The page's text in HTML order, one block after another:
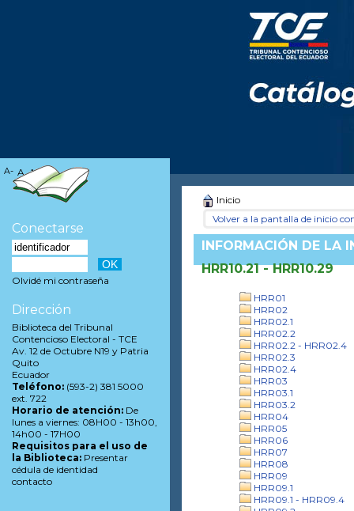
Inicio
Volver a la pantalla de inicio
INFORMACIÓN DE LA
HRR10.21 - HRR10.29
HRR01
HRR02
HRR02.1
HRR02.2
HRR02.2 - HRR02.4
HRR02.3
HRR02.4
HRR03
HRR03.1
HRR03.2
HRR04
HRR05
HRR06
HRR07
HRR08
HRR09
HRR09.1
HRR09.1 - HRR09.4
A- A A+
Conectarse
Olvidé mi contraseña
Dirección
Biblioteca del Tribunal
Contencioso Electoral - TCE
Av. 12 de Octubre N19 y Patria
Quito
Ecuador
Teléfono: (593-2) 381 5000
ext. 722
Horario de atención: De
lunes a viernes: 08H00 - 13h00,
14h00 - 17H00
Requisitos para el uso de
la Biblioteca: Presentar
cédula de identidad
contacto